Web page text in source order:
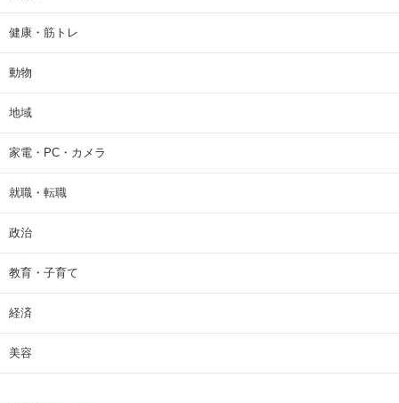
健康・筋トレ
動物
地域
家電・PC・カメラ
就職・転職
政治
教育・子育て
経済
美容